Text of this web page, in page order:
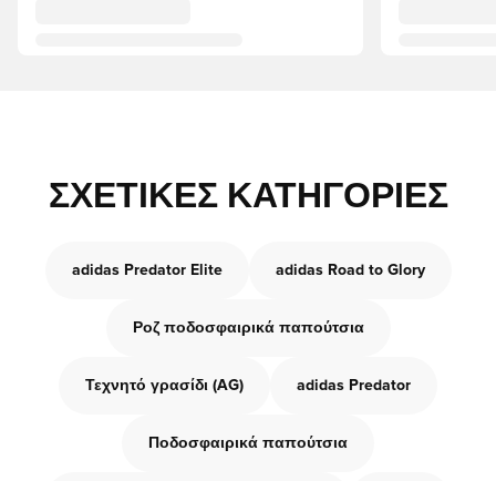
ΣΧΕΤΙΚΈΣ ΚΑΤΗΓΟΡΊΕΣ
adidas Predator Elite adidas Road to Glory
Ροζ ποδοσφαιρικά παπούτσια
Τεχνητό γρασίδι (AG) adidas Predator
Ποδοσφαιρικά παπούτσια